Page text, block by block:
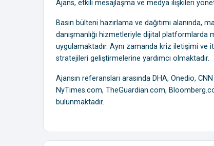
Ajans, etkili mesajlaşma ve medya ilişkileri
Basın bülteni hazırlama ve dağıtımı
danışmanlığı hizmetleriyle dijital
uygulamaktadır. Aynı zamanda kriz iletişimi
stratejileri geliştirmelerine yardımcı olmaktadır.
Ajansın referansları arasında DHA, Onedio,
NyTimes.com, TheGuardian.com,
bulunmaktadır.